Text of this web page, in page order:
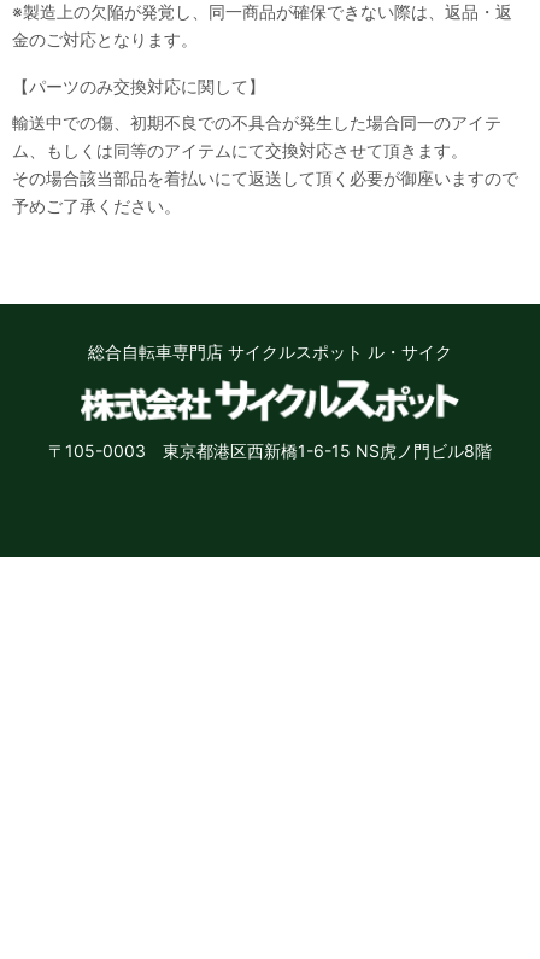
※製造上の欠陥が発覚し、同一商品が確保できない際は、返品・返
金のご対応となります。
【パーツのみ交換対応に関して】
輸送中での傷、初期不良での不具合が発生した場合同一のアイテ
ム、もしくは同等のアイテムにて交換対応させて頂きます。
その場合該当部品を着払いにて返送して頂く必要が御座いますので
予めご了承ください。
総合自転車専門店 サイクルスポット ル・サイク
〒105-0003 東京都港区西新橋1-6-15 NS虎ノ門ビル8階